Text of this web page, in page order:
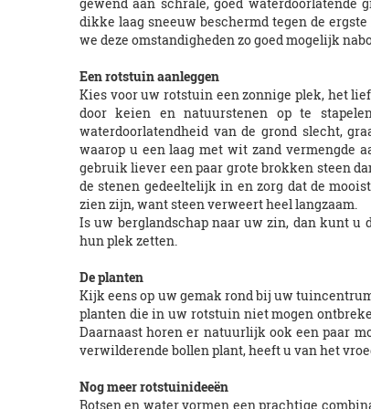
dikke laag sneeuw beschermd tegen de
we deze omstandigheden zo goed mogelijk
Een rotstuin aanleggen
Kies voor uw rotstuin een zonnige plek, het
door keien en natuurstenen op te
waterdoorlatendheid van de grond slecht,
waarop u een laag met wit zand vermengde
gebruik liever een paar grote brokken steen
de stenen gedeeltelijk in en zorg dat de
zien zijn, want steen verweert heel langzaam.
Is uw berglandschap naar uw zin, dan kunt u
hun plek zetten.
De planten
Kijk eens op uw gemak rond bij uw
planten die in uw rotstuin niet mogen
Daarnaast horen er natuurlijk ook een paar
verwilderende bollen plant, heeft u van het
Nog meer rotstuinideeën
Rotsen en water vormen een prachtige